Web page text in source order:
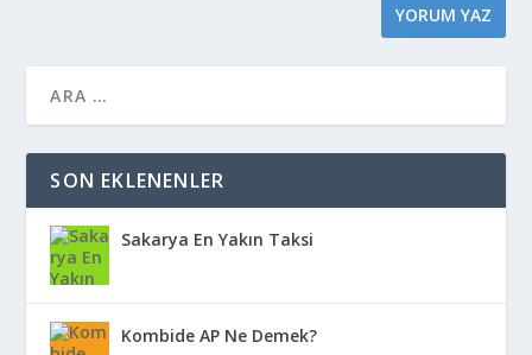
SON EKLENENLER
Sakarya En Yakın Taksi
Kombide AP Ne Demek?